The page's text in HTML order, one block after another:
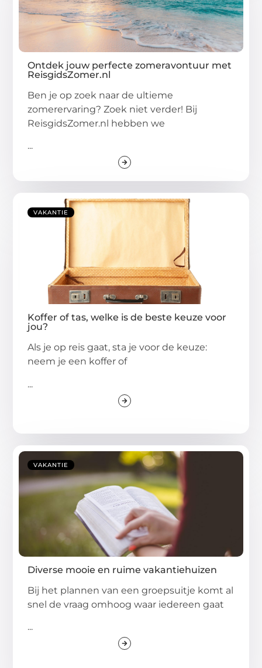
Ontdek jouw perfecte zomeravontuur met
ReisgidsZomer.nl
Ben je op zoek naar de ultieme
zomerervaring? Zoek niet verder! Bij
ReisgidsZomer.nl hebben we
...
VAKANTIE
Koffer of tas, welke is de beste keuze voor
jou?
Als je op reis gaat, sta je voor de keuze:
neem je een koffer of
...
VAKANTIE
Diverse mooie en ruime vakantiehuizen
Bij het plannen van een groepsuitje komt al
snel de vraag omhoog waar iedereen gaat
...